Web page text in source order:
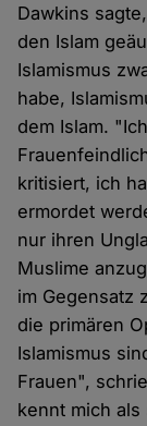
Dawkins
den Islam
Islamismus
habe,
dem Islam.
kritisiert, ich
ermordet
nur ihren
Muslime
im Gegensatz
die primären
Islamismus
Frauen",
kennt mich